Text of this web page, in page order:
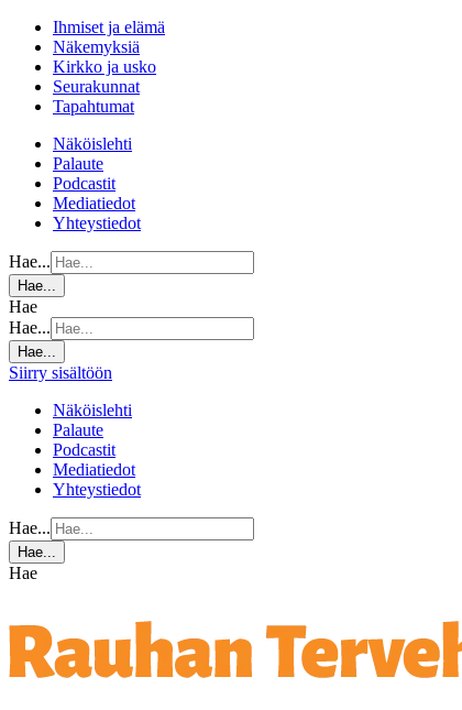
Ihmiset ja elämä
Näkemyksiä
Kirkko ja usko
Seurakunnat
Tapahtumat
Näköislehti
Palaute
Podcastit
Mediatiedot
Yhteystiedot
Hae...
Hae...
Hae
Hae...
Hae...
Siirry sisältöön
Näköislehti
Palaute
Podcastit
Mediatiedot
Yhteystiedot
Hae...
Hae...
Hae